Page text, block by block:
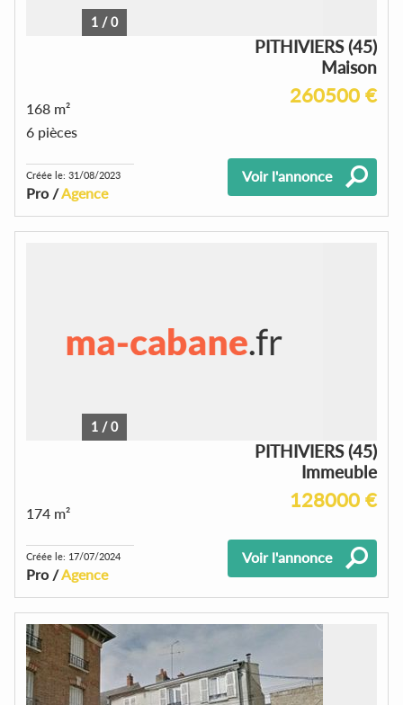
1 /0
PITHIVIERS (45)
Maison
260500 €
168 m²
6 pièces
Créée le: 31/08/2023
Pro /Agence
Voir l'annonce
1 /0
PITHIVIERS (45)
Immeuble
128000 €
174 m²
Créée le: 17/07/2024
Pro /Agence
Voir l'annonce